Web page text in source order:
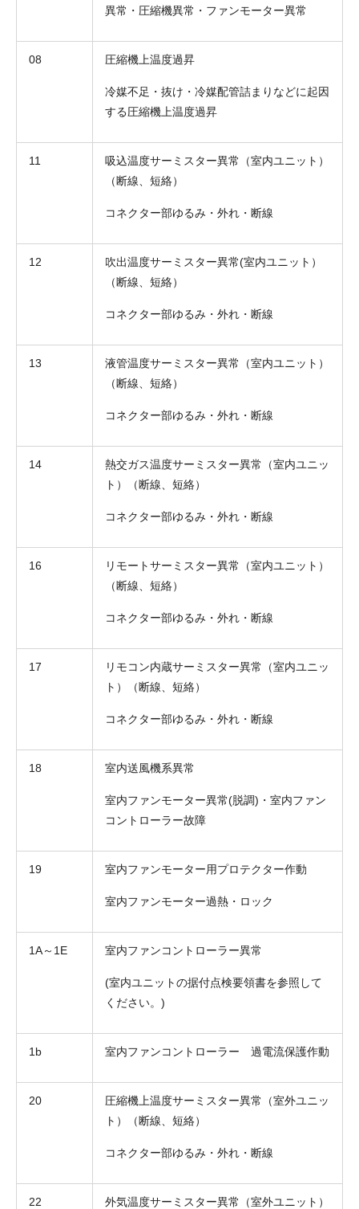
異常・圧縮機異常・ファンモーター異常
08 圧縮機上温度過昇
冷媒不足・抜け・冷媒配管詰まりなどに起因
する圧縮機上温度過昇
11
吸込温度サーミスター異常（室内ユニット）
（断線、短絡）
コネクター部ゆるみ・外れ・断線
12
吹出温度サーミスター異常(室内ユニット）
（断線、短絡）
コネクター部ゆるみ・外れ・断線
13
液管温度サーミスター異常（室内ユニット）
（断線、短絡）
コネクター部ゆるみ・外れ・断線
14
熱交ガス温度サーミスター異常（室内ユニッ
ト）（断線、短絡）
コネクター部ゆるみ・外れ・断線
16
リモートサーミスター異常（室内ユニット）
（断線、短絡）
コネクター部ゆるみ・外れ・断線
17
リモコン内蔵サーミスター異常（室内ユニッ
ト）（断線、短絡）
コネクター部ゆるみ・外れ・断線
18 室内送風機系異常
室内ファンモーター異常(脱調)・室内ファン
コントローラー故障
19 室内ファンモーター用プロテクター作動
室内ファンモーター過熱・ロック
1A～1E 室内ファンコントローラー異常
(室内ユニットの据付点検要領書を参照して
ください。)
1b 室内ファンコントローラー 過電流保護作動
20
圧縮機上温度サーミスター異常（室外ユニッ
ト）（断線、短絡）
コネクター部ゆるみ・外れ・断線
22
外気温度サーミスター異常（室外ユニット）